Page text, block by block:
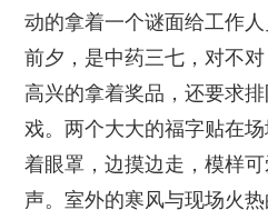
动的拿着一个谜面给工作
前夕，是中药三七，对不对
高兴的拿着奖品，还要求排
戏。两个大大的福字贴在
着眼罩，边摸边走，模样
声。室外的寒风与现场火